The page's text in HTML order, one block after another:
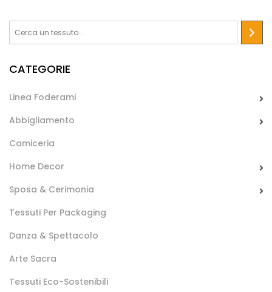
Carnevale.
camiceria per confezionare l’interno di colli e polsini.
CATEGORIE
Linea Foderami
Abbigliamento
Camiceria
Home Decor
Sposa & Cerimonia
Tessuti Per Packaging
Danza & Spettacolo
Arte Sacra
Tessuti Eco-Sostenibili